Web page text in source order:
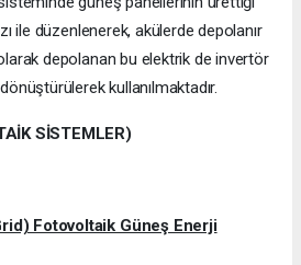
ile düzenlenerek, akülerde depolanır
depolanan bu elektrik de invertör
kullanılmaktadır.
SİSTEMLER)
Fotovoltaik Güneş Enerji